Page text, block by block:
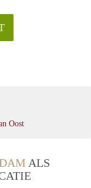
Oost
ALS